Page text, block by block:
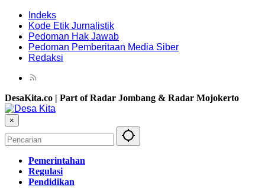
Indeks
Kode Etik Jurnalistik
Pedoman Hak Jawab
Pedoman Pemberitaan Media Siber
Redaksi
DesaKita.co | Part of Radar Jombang & Radar Mojokerto
×
Pemerintahan
Regulasi
Pendidikan